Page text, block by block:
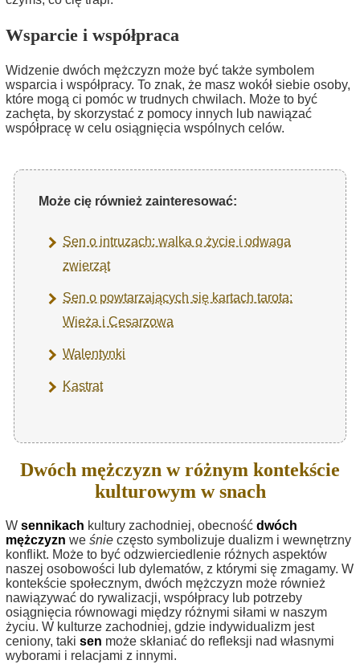
Wsparcie i współpraca
Widzenie dwóch mężczyzn może być także symbolem
wsparcia i współpracy. To znak, że masz wokół siebie osoby,
które mogą ci pomóc w trudnych chwilach. Może to być
zachęta, by skorzystać z pomocy innych lub nawiązać
współpracę w celu osiągnięcia wspólnych celów.
Może cię również zainteresować:
Sen o intruzach: walka o życie i odwaga
zwierząt
Sen o powtarzających się kartach tarota:
Wieża i Cesarzowa
Walentynki
Kastrat
Dwóch mężczyzn w różnym kontekście
kulturowym w snach
W sennikach kultury zachodniej, obecność dwóch
mężczyzn we śnie często symbolizuje dualizm i wewnętrzny
konflikt. Może to być odzwierciedlenie różnych aspektów
naszej osobowości lub dylematów, z którymi się zmagamy. W
kontekście społecznym, dwóch mężczyzn może również
nawiązywać do rywalizacji, współpracy lub potrzeby
osiągnięcia równowagi między różnymi siłami w naszym
życiu. W kulturze zachodniej, gdzie indywidualizm jest
ceniony, taki sen może skłaniać do refleksji nad własnymi
wyborami i relacjami z innymi.